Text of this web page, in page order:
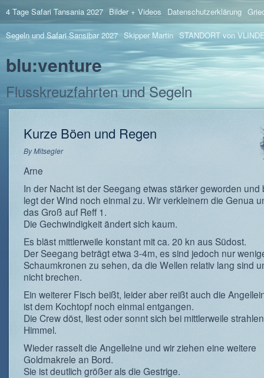
4 Tage Safari Tansania 2027 Bilder + Videos Datenschutzerklärung
Segeln und Safari Sansibar 2027 Skipper Martin STANDORT von
blu:venture
Flusskreuzfahrten und Segeln
Kurze Böen und Regen
ByMitsegler
Arne
In der Nacht ist der Seegang etwas stärker geworden und
legt der Wind noch einmal zu. Wir verkleinern die Genua
das Groß auf Reff 1.
Die Gechwindigkeit ändert sich kaum.
Es bläst mittlerweile konstant mit ca. 20 kn aus Südost.
Der Seegang beträgt etwa 3-4m, es sind jedoch nur
Schaumkronen zu sehen, da die Wellen relativ lang sind
nicht brechen.
Ein weiterer Fisch beißt, leider aber reißt auch die
ist dem Kochtopf noch einmal entgangen.
Die Crew döst, liest oder sonnt sich bei mittlerweile
Himmel.
Wieder rasselt die Angelleine und wir ziehen eine weitere
Goldmakrele an Bord.
Sie ist deutlich größer als die Gestrige.